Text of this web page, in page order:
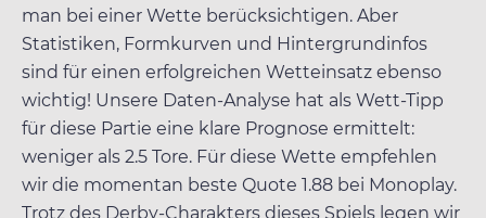
man bei einer Wette berücksichtigen. Aber
Statistiken, Formkurven und Hintergrundinfos
sind für einen erfolgreichen Wetteinsatz ebenso
wichtig! Unsere Daten-Analyse hat als Wett-Tipp
für diese Partie eine klare Prognose ermittelt:
weniger als 2.5 Tore. Für diese Wette empfehlen
wir die momentan beste Quote 1.88 bei Monoplay.
Trotz des Derby-Charakters dieses Spiels legen wir